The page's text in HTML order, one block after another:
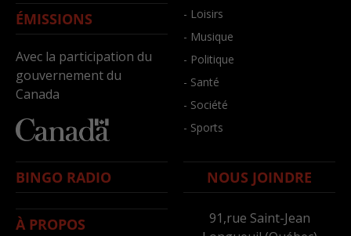
ÉMISSIONS
Avec la participation du
gouvernement du
Canada
- Loisirs
- Musique
- Politique
- Santé
- Société
- Sports
BINGO RADIO
À PROPOS
NOUS JOINDRE
91,rue Saint-Jean